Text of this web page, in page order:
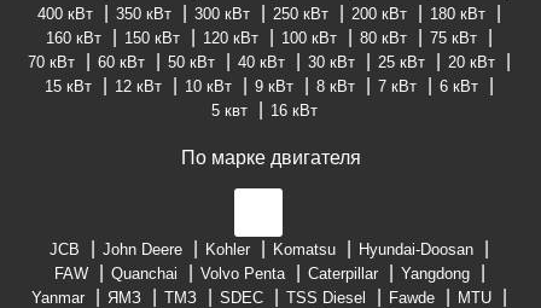
400 кВт
350 кВт 300 кВт 250 кВт 200 кВт
180 кВт
160 кВт
150 кВт 120 кВт 100 кВт 80 кВт
75 кВт
70 кВт
60 кВт 50 кВт 40 кВт 30 кВт 25 кВт
20 кВт
15 кВт
12 кВт 10 кВт 9 кВт 8 кВт 7 кВт
6 кВт
5 квт
16 кВт
По марке двигателя
JCB John Deere Kohler Komatsu
Hyundai-Doosan
FAW
Quanchai Volvo Penta Caterpillar
Yangdong
Yanmar
ЯМЗ ТМЗ SDEC TSS Diesel Fawde
MTU